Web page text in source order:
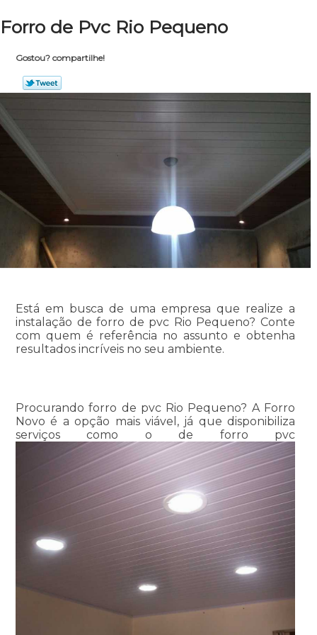
Forro de Pvc Rio Pequeno
Gostou? compartilhe!
Está em busca de uma empresa que realize a
instalação de forro de pvc Rio Pequeno? Conte
com quem é referência no assunto e obtenha
resultados incríveis no seu ambiente.
Procurando forro de pvc Rio Pequeno? A Forro
Novo é a opção mais viável, já que disponibiliza
serviços como o de forro pvc